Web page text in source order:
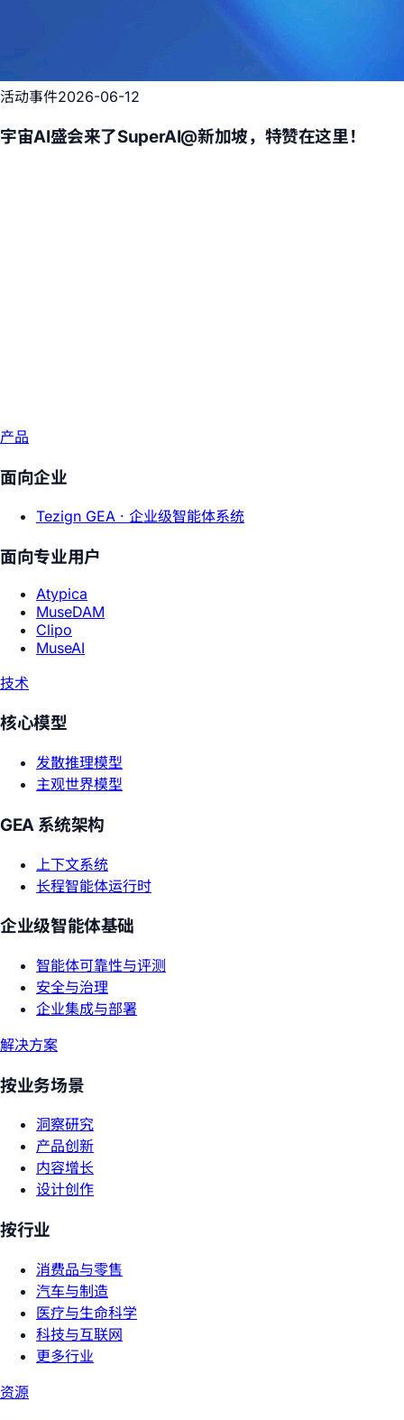
活动事件2026-06-12
宇宙AI盛会来了SuperAI@新加坡，特赞在这里！
产品
面向企业
Tezign GEA · 企业级智能体系统
面向专业用户
Atypica
MuseDAM
Clipo
MuseAI
技术
核心模型
发散推理模型
主观世界模型
GEA 系统架构
上下文系统
长程智能体运行时
企业级智能体基础
智能体可靠性与评测
安全与治理
企业集成与部署
解决方案
按业务场景
洞察研究
产品创新
内容增长
设计创作
按行业
消费品与零售
汽车与制造
医疗与生命科学
科技与互联网
更多行业
资源